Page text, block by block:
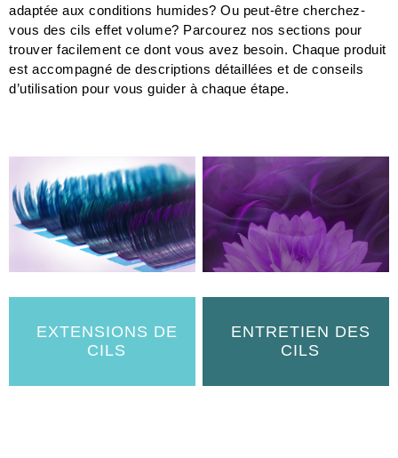
adaptée aux conditions humides? Ou peut-être cherchez-
vous des cils effet volume? Parcourez nos sections pour
trouver facilement ce dont vous avez besoin. Chaque produit
est accompagné de descriptions détaillées et de conseils
d’utilisation pour vous guider à chaque étape.
EXTENSIONS DE
CILS
ENTRETIEN DES
CILS